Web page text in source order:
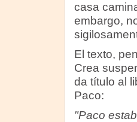
casa
embargo,
El texto,
Crea
da título al
Paco:
"Paco